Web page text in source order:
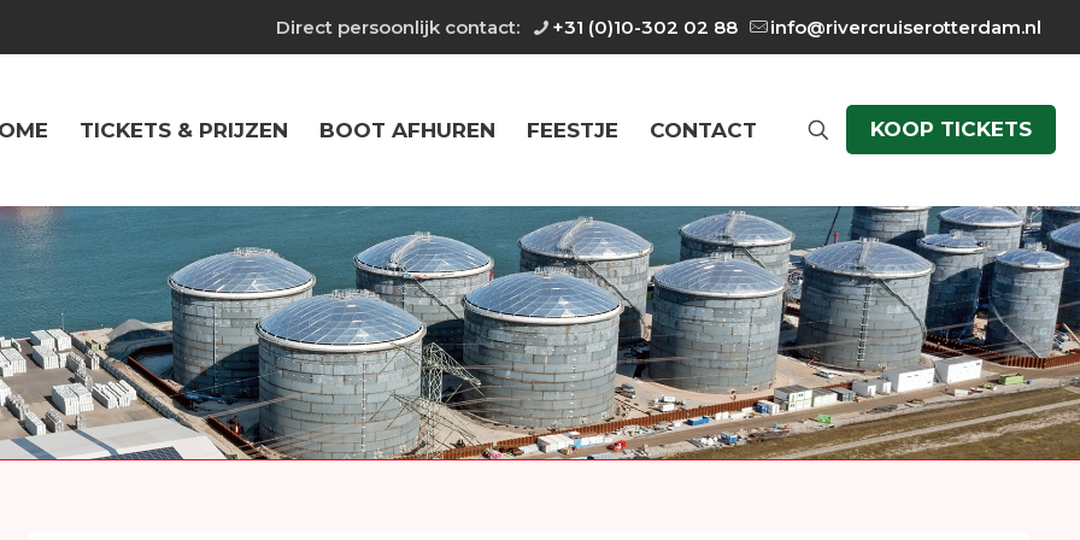
Direct persoonlijk contact: +31 (0)10-302 02 88 info@rivercruiserotterdam.nl
TICKETS & PRIJZEN BOOT AFHUREN FEESTJE CONTACT KOOP TICKETS